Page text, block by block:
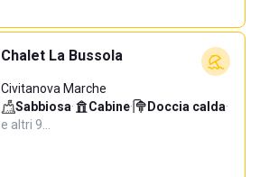
Chalet La Bussola
Civitanova Marche
Sabbiosa· Cabine· Doccia calda·
e altri 9…